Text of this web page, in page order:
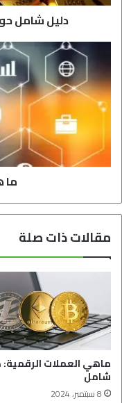
دليل شامل
ما
مقالات ذات صلة
ماهي العملات الرقمية:
شامل
8 سبتمبر، 2024